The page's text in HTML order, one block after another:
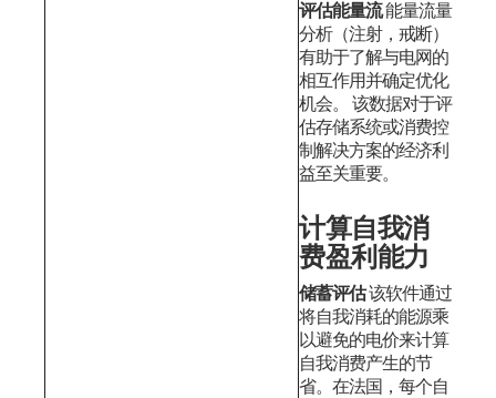
评估能量流能量流量
分析（注射，戒断）
有助于了解与电网的
相互作用并确定优化
机会。
该数据对于评
估存储系统或消费控
制解决方案的经济利
益至关重要。
计算自我消
费盈利能力
储蓄评估该软件通过
将自我消耗的能源乘
以避免的电价来计算
自我消费产生的节
省。在法国，每个自